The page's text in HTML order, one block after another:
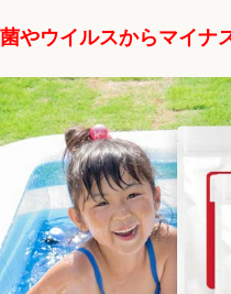
菌やウイルスからマイナ